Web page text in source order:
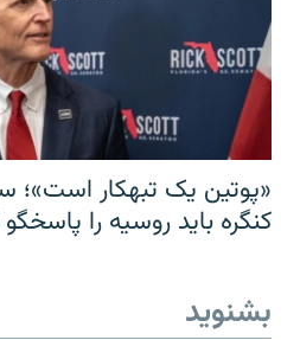
«پوتین یک تبهکار است»؛
کنگره باید روسیه را
بشنوید